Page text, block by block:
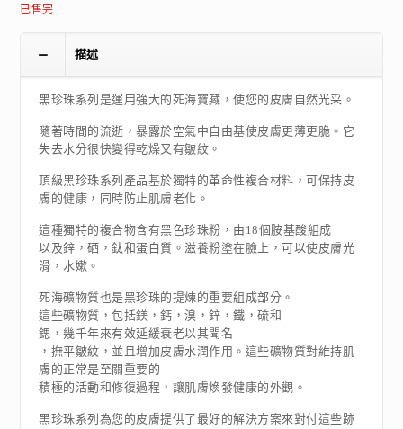
已售完
描述
黑珍珠系列是運用強大的死海寶藏，使您的皮膚自然光采。
隨著時間的流逝，暴露於空氣中自由基使皮膚更薄更脆。它
失去水分很快變得乾燥又有皺紋。
頂級黑珍珠系列產品基於獨特的革命性複合材料，可保持皮
膚的健康，同時防止肌膚老化。
這種獨特的複合物含有黑色珍珠粉，由18個胺基酸組成
以及鋅，硒，鈦和蛋白質。滋養粉塗在臉上，可以使皮膚光
滑，水嫰。
死海礦物質也是黑珍珠的提煉的重要組成部分。
這些礦物質，包括鎂，鈣，溴，鋅，鐵，硫和
鍶，幾千年來有效延緩衰老以其聞名
，撫平皺紋，並且增加皮膚水潤作用。這些礦物質對維持肌
膚的正常是至關重要的
積極的活動和修復過程，讓肌膚煥發健康的外觀。
黑珍珠系列為您的皮膚提供了最好的解決方案來對付這些跡